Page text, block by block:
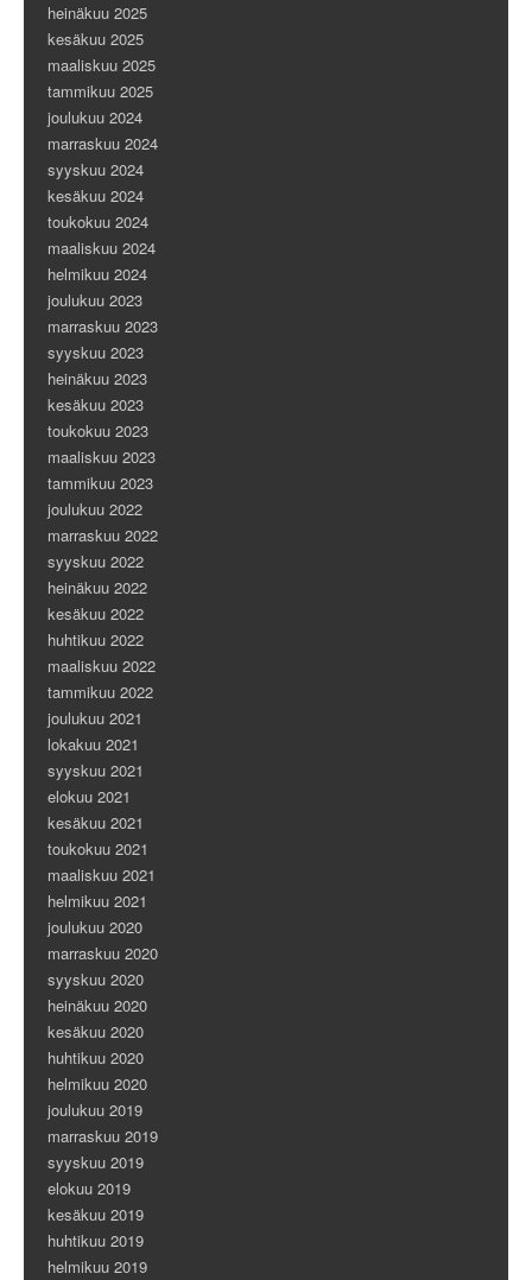
heinäkuu 2025
kesäkuu 2025
maaliskuu 2025
tammikuu 2025
joulukuu 2024
marraskuu 2024
syyskuu 2024
kesäkuu 2024
toukokuu 2024
maaliskuu 2024
helmikuu 2024
joulukuu 2023
marraskuu 2023
syyskuu 2023
heinäkuu 2023
kesäkuu 2023
toukokuu 2023
maaliskuu 2023
tammikuu 2023
joulukuu 2022
marraskuu 2022
syyskuu 2022
heinäkuu 2022
kesäkuu 2022
huhtikuu 2022
maaliskuu 2022
tammikuu 2022
joulukuu 2021
lokakuu 2021
syyskuu 2021
elokuu 2021
kesäkuu 2021
toukokuu 2021
maaliskuu 2021
helmikuu 2021
joulukuu 2020
marraskuu 2020
syyskuu 2020
heinäkuu 2020
kesäkuu 2020
huhtikuu 2020
helmikuu 2020
joulukuu 2019
marraskuu 2019
syyskuu 2019
elokuu 2019
kesäkuu 2019
huhtikuu 2019
helmikuu 2019